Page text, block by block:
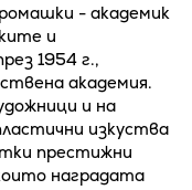
- академик
и
1954 г.,
академия.
и на
изкуства
престижни
наградата